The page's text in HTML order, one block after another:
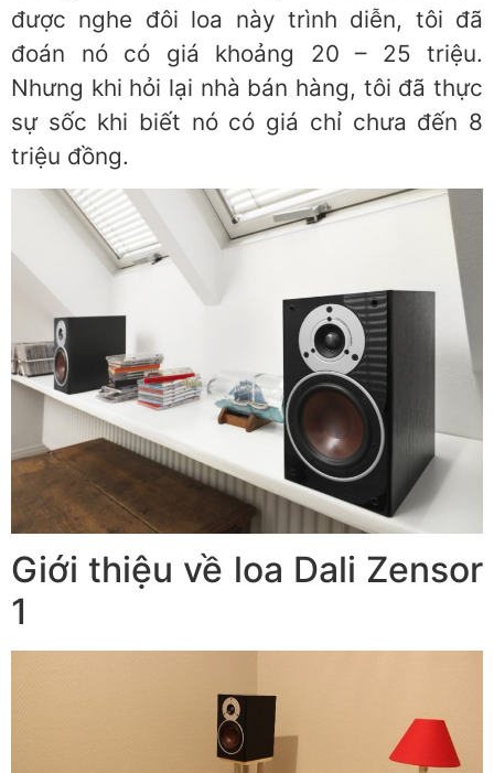
được nghe đôi loa này trình diễn, tôi đã
đoán nó có giá khoảng 20 – 25 triệu.
Nhưng khi hỏi lại nhà bán hàng, tôi đã thực
sự sốc khi biết nó có giá chỉ chưa đến 8
triệu đồng.
Giới thiệu về loa Dali Zensor
1